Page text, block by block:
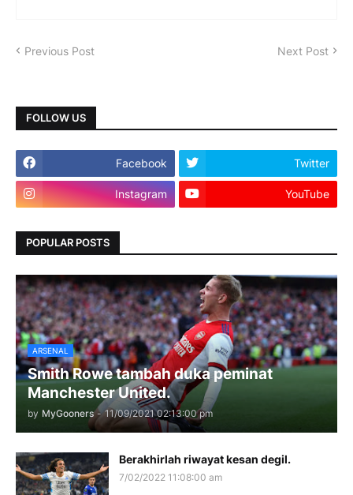
Previous Post Next Post
FOLLOW US
Facebook Twitter
Instagram YouTube
POPULAR POSTS
ARSENAL
Smith Rowe tambah duka peminat
Manchester United.
by MyGooners - 11/09/2021 02:13:00 pm
Berakhirlah riwayat kesan degil.
7/02/2022 11:08:00 am